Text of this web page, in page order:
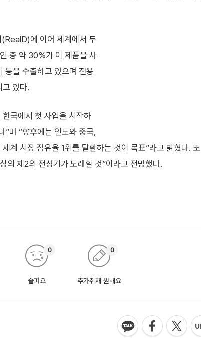
에 이어 세계에서 두
중 약 30%가 이 제품을 사
등을 수출하고 있으며 전용
고 있다.
국에서 첫 사업을 시작하
”며 “향후에는 인도와 중국,
계 시장 점유율 1위를 탈환하는 것이 목표”라고 밝혔다. 또
의 제2의 전성기가 도래할 것”이라고 전망했다.
슬퍼요
0
추가취재 원해요
0